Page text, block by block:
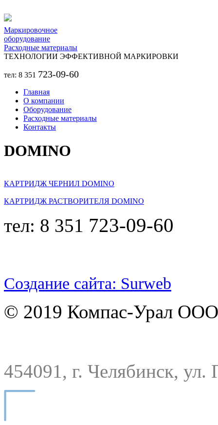
Маркировочное
оборудование
Расходные материалы
ТЕХНОЛОГИИ ЭФФЕКТИВНОЙ МАРКИРОВКИ
тел: 8 351 723-09-60
Главная
О компании
Оборудование
Расходные материалы
Контакты
DOMINO
КАРТРИДЖ ЧЕРНИЛ DOMINO
КАРТРИДЖ РАСТВОРИТЕЛЯ DOMINO
тел: 8 351 723-09-60
Создание сайта: Surweb
© 2019 Компас-Урал
454091, г. Челябинск, ул.